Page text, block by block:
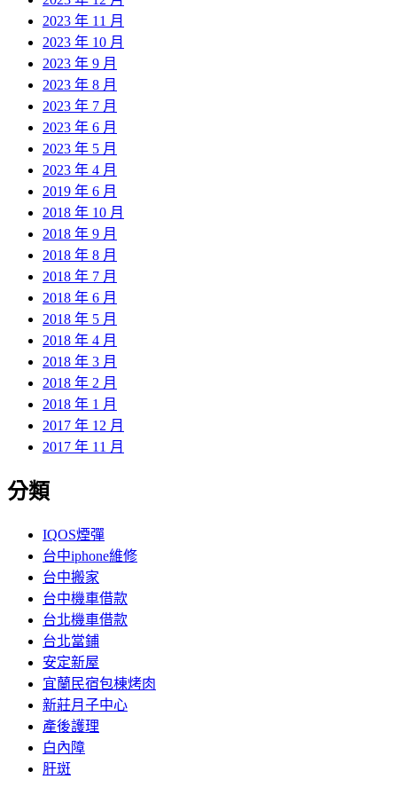
2023 年 11 月
2023 年 10 月
2023 年 9 月
2023 年 8 月
2023 年 7 月
2023 年 6 月
2023 年 5 月
2023 年 4 月
2019 年 6 月
2018 年 10 月
2018 年 9 月
2018 年 8 月
2018 年 7 月
2018 年 6 月
2018 年 5 月
2018 年 4 月
2018 年 3 月
2018 年 2 月
2018 年 1 月
2017 年 12 月
2017 年 11 月
分類
IQOS煙彈
台中iphone維修
台中搬家
台中機車借款
台北機車借款
台北當鋪
安定新屋
宜蘭民宿包棟烤肉
新莊月子中心
產後護理
白內障
肝斑